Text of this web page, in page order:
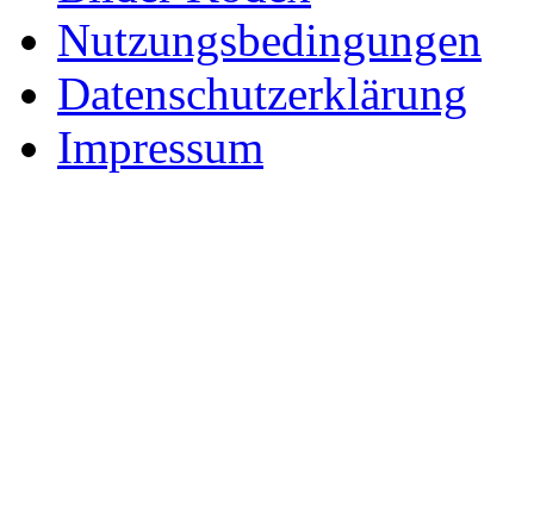
Nutzungsbedingungen
Datenschutzerklärung
Impressum